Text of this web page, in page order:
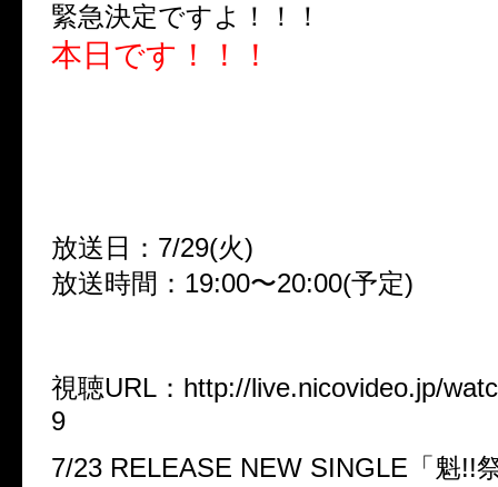
緊急決定ですよ！！！
本日です！！！
放送日：7/29(火)
放送時間：19:00〜20:00(予定)
視聴URL：http://live.nicovideo.jp/
9
7/23 RELEASE NEW SINGLE「魁!!